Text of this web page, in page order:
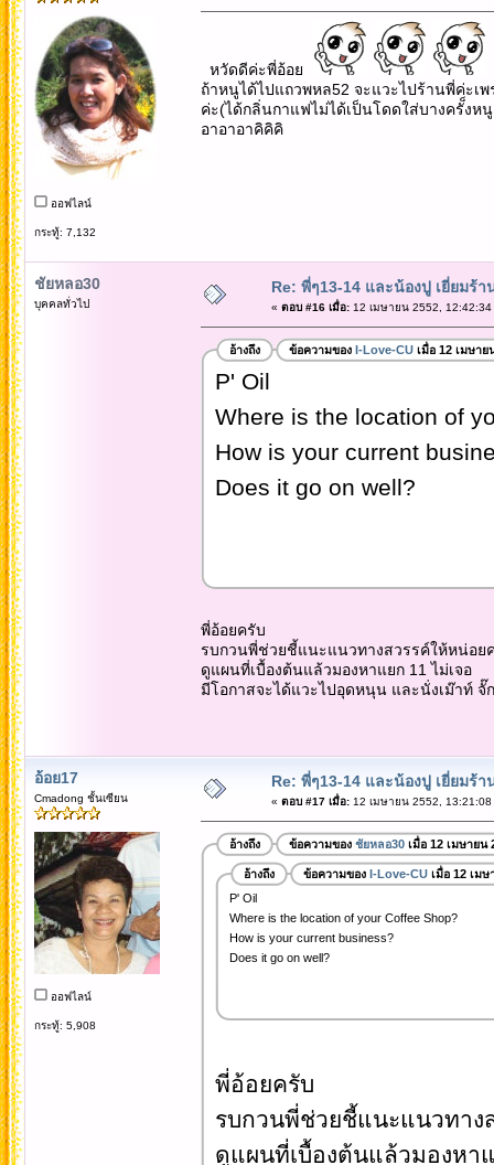
ออฟไลน์
กระทู้: 7,132
หวัดดีค่ะพี่อ้อย
ถ้าหนูได้ไปแถวพหล52 จะแวะไปร้านพี่ค่ะเ
ค่ะ(ได้กลิ่นกาแฟไม่ได้เป็นโดดใส่บางครั็งห
อาอาอาคิคิคิ
ชัยหลอ30
บุคคลทั่วไป
Re: พี่ๆ13-14 และน้องปู เยี่ยมร้า
« ตอบ #16 เมื่อ:12 เมษายน 2552, 12:42:34
อ้างถึง ข้อความของ I-Love-CUเมื่อ 12 เมษาย
P' Oil
Where is the location of
How is your current
Does it go on well?
พี่อ้อยครับ
รบกวนพี่ช่วยชี้แนะแนวทางสวรรค์ให้หน่อย
ดูแผนที่เบื้องต้นแล้วมองหาแยก 11 ไม่เจอ
มีโอกาสจะได้แวะไปอุดหนุน และนั่งเม๊าท์ จั๊
อ้อย17
Cmadong ชั้นเซียน
ออฟไลน์
กระทู้: 5,908
Re: พี่ๆ13-14 และน้องปู เยี่ยมร้า
« ตอบ #17 เมื่อ:12 เมษายน 2552, 13:21:08
อ้างถึง ข้อความของ ชัยหลอ30เมื่อ 12 เมษายน
อ้างถึง ข้อความของ I-Love-CUเมื่อ 12 เมษ
P' Oil
Where is the location of your Coffee Shop?
How is your current business?
Does it go on well?
พี่อ้อยครับ
รบกวนพี่ช่วยชี้แนะแนวทาง
ดูแผนที่เบื้องต้นแล้วมองหา